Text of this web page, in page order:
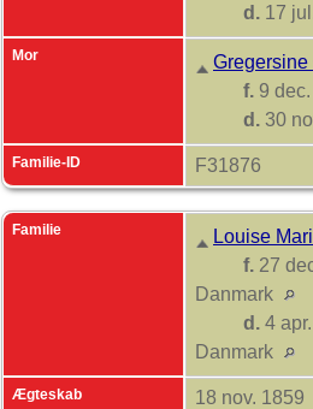
d. 17
Mor
Gregersine
f. 9
d. 30
Familie-ID F31876
Familie
Louise
f. 27
Danmark
d. 4
Danmark
Ægteskab 18 nov. 1859